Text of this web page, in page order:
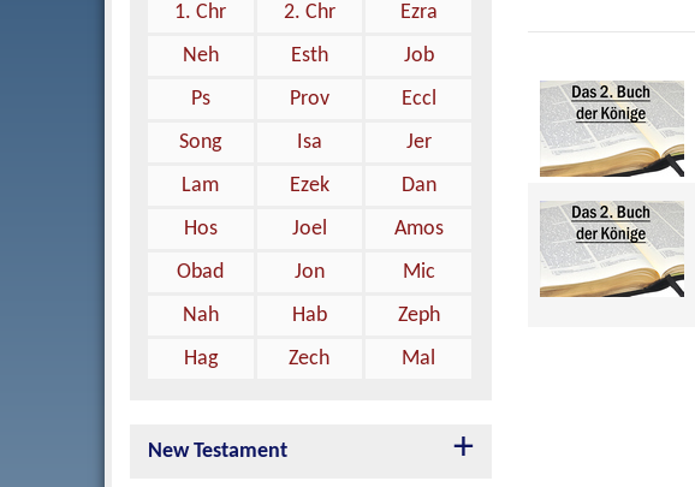
1. Chr
2. Chr
Ezra
Neh
Esth
Job
Ps
Prov
Eccl
Song
Isa
Jer
Lam
Ezek
Dan
Hos
Joel
Amos
Obad
Jon
Mic
Nah
Hab
Zeph
Hag
Zech Mal
New Testament